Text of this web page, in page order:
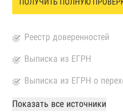
Реестр доверенностей
Выписка из ЕГРН
Выписка из ЕГРН о
База Росстата
Показать все источники